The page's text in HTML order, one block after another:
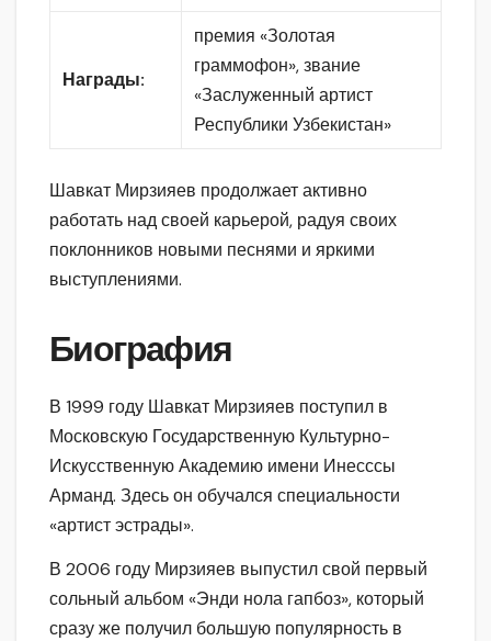
Награды:
премия «Золотая
граммофон», звание
«Заслуженный артист
Республики Узбекистан»
Шавкат Мирзияев продолжает активно
работать над своей карьерой, радуя своих
поклонников новыми песнями и яркими
выступлениями.
Биография
В 1999 году Шавкат Мирзияев поступил в
Московскую Государственную Культурно-
Искусственную Академию имени Инесссы
Арманд. Здесь он обучался специальности
«артист эстрады».
В 2006 году Мирзияев выпустил свой первый
сольный альбом «Энди нола гапбоз», который
сразу же получил большую популярность в